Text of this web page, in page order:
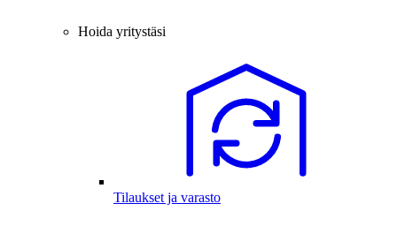
Hoida yritystäsi
Tilaukset ja varasto